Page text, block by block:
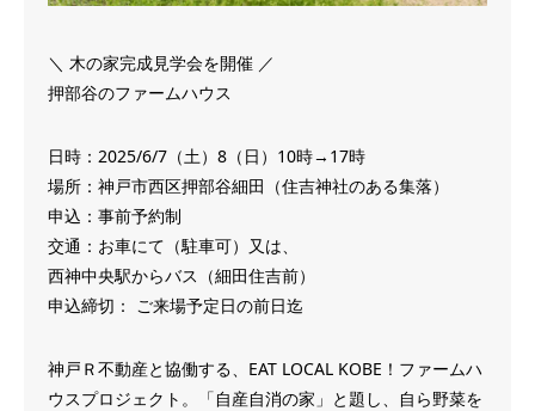
＼ 木の家完成見学会を開催 ／
押部谷のファームハウス
日時：‪2025/6/7（土）8（日）10時→17時
場所：神戸市西区押部谷細田（住吉神社のある集落）
申込：事前予約制
交通：お車にて（駐車可）又は、
西神中央駅からバス（細田住吉前）
申込締切： ご来場予定日の前日迄
神戸Ｒ不動産と協働する、EAT LOCAL KOBE！ファームハ
ウスプロジェクト。「自産自消の家」と題し、自ら野菜を